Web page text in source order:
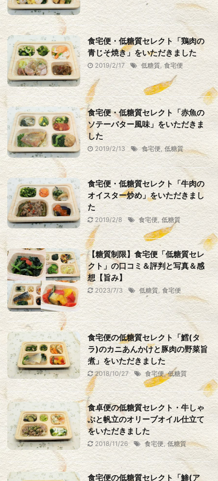
食宅便・低糖質セレクト「鶏肉の
青じそ焼き」をいただきました
2019/2/17 低糖質,食宅便
食宅便・低糖質セレクト「赤魚の
ソテーバター風味」をいただきま
した
2019/2/13 食宅便,低糖質
食宅便・低糖質セレクト「牛肉の
オイスター炒め」をいただきまし
た
2019/2/8 食宅便,低糖質
【糖質制限】食宅便「低糖質セレ
クト」の口コミ＆評判と写真＆感
想【旨み】
2023/7/3 低糖質,食宅便
食宅便の低糖質セレクト「鱈(タ
ラ)のカニあんかけと豚肉の野菜旨
煮」をいただきました
2018/10/27 食宅便,低糖質
食卓便の低糖質セレクト・牛しゃ
ぶと帆立のオリーブオイル仕立て
をいただきました
2018/11/26 食宅便,低糖質
食宅便の低糖質セレクト「鯵(ア